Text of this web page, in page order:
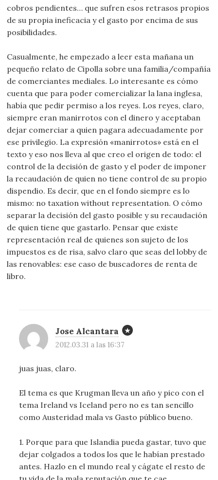
cobros pendientes… que sufren esos retrasos propios
de su propia ineficacia y el gasto por encima de sus
posibilidades.
Casualmente, he empezado a leer esta mañana un
pequeño relato de Cipolla sobre una familia/compañía
de comerciantes mediales. Lo interesante es cómo
cuenta que para poder comercializar la lana inglesa,
había que pedir permiso a los reyes. Los reyes, claro,
siempre eran manirrotos con el dinero y aceptaban
dejar comerciar a quien pagara adecuadamente por
ese privilegio. La expresión «manirrotos» está en el
texto y eso nos lleva al que creo el origen de todo: el
control de la decisión de gasto y el poder de imponer
la recaudación de quien no tiene control de su propio
dispendio. Es decir, que en el fondo siempre es lo
mismo: no taxation without representation. O cómo
separar la decisión del gasto posible y su recaudación
de quien tiene que gastarlo. Pensar que existe
representación real de quienes son sujeto de los
impuestos es de risa, salvo claro que seas del lobby de
las renovables: ese caso de buscadores de renta de
libro.
Jose Alcantara
2012.03.31 a las 16:37
juas juas, claro.
El tema es que Krugman lleva un año y pico con el
tema Ireland vs Iceland pero no es tan sencillo
como Austeridad mala vs Gasto público bueno.
1. Porque para que Islandia pueda gastar, tuvo que
dejar colgados a todos los que le habían prestado
antes. Hazlo en el mundo real y cágate el resto de